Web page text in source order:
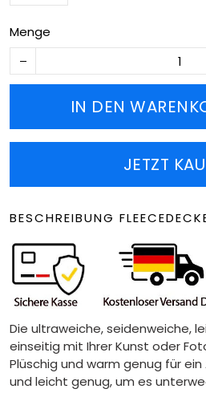
Menge
IN DEN
JETZT
BESCHREIBUNG
Die ultraweiche, seidenweiche,
einseitig mit Ihrer Kunst oder
Plüschig und warm genug für
und leicht genug, um es